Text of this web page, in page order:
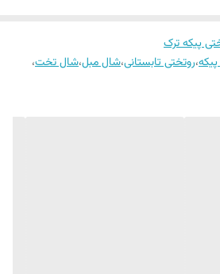
پیکه ترک
،روتختی تابستانی،شال مبل،شال تخت،